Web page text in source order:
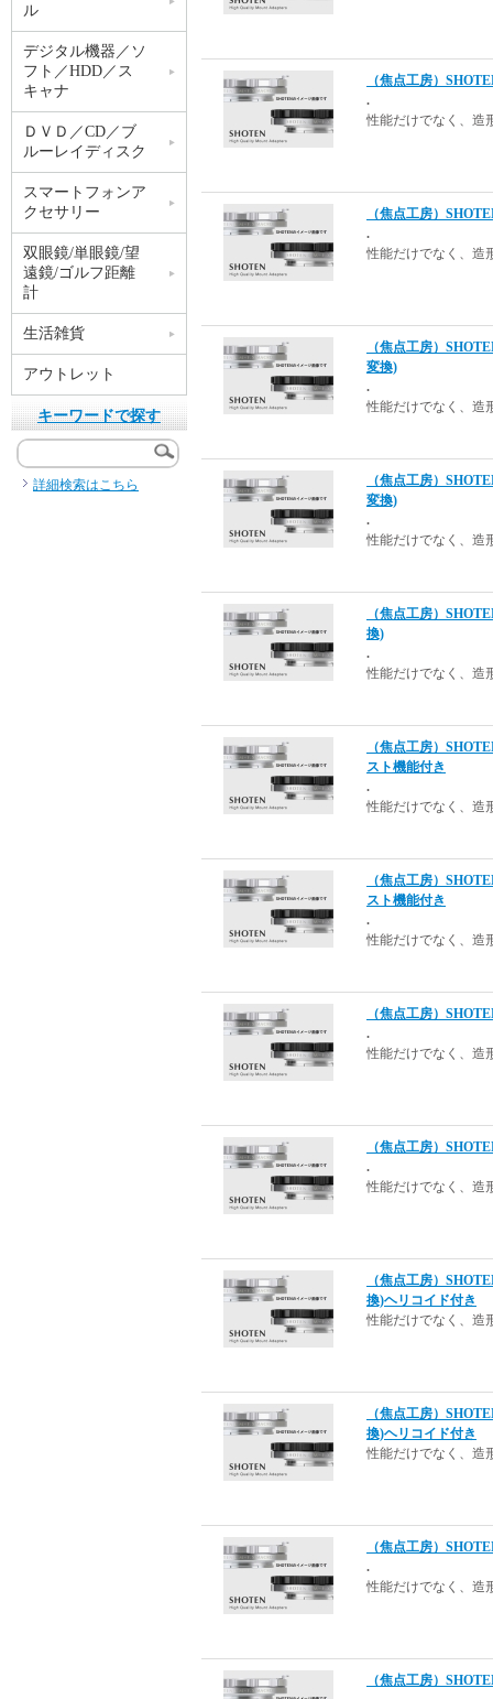
（焦点工房）
.
性能だけでなく、造
（焦点工房）
.
性能だけでなく、造
（焦点工房）
変換)
.
性能だけでなく、造
（焦点工房）
変換)
.
性能だけでなく、造
（焦点工房）
換)
.
性能だけでなく、造
（焦点工房）
スト機能付き
.
性能だけでなく、造
（焦点工房）
スト機能付き
.
性能だけでなく、造
（焦点工房）
.
性能だけでなく、造
（焦点工房）
.
性能だけでなく、造
（焦点工房）
換)ヘリコイド付き
性能だけでなく、造
（焦点工房）
換)ヘリコイド付き
性能だけでなく、造
（焦点工房）
.
性能だけでなく、造
（焦点工房）
ル
デジタル機器／ソ
フト／HDD／ス
キャナ
ＤＶＤ／CD／ブ
ルーレイディスク
スマートフォンア
クセサリー
双眼鏡/単眼鏡/望
遠鏡/ゴルフ距離
計
生活雑貨
アウトレット
キーワードで探す
詳細検索はこちら